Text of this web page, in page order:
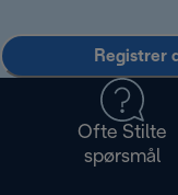
Registrer
Ofte Stilte
spørsmål